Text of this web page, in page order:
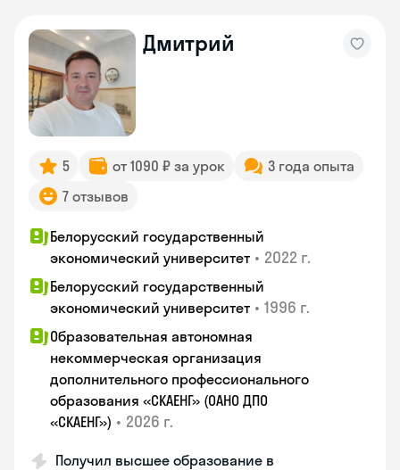
Дмитрий
5 от 1090 ₽ за урок
3 года опыта
7 отзывов
Белорусский государственный
экономический университет • 2022 г.
Белорусский государственный
экономический университет • 1996 г.
Образовательная автономная
некоммерческая организация
дополнительного профессионального
образования «СКАЕНГ» (ОАНО ДПО
«СКАЕНГ») • 2026 г.
Получил высшее образование в